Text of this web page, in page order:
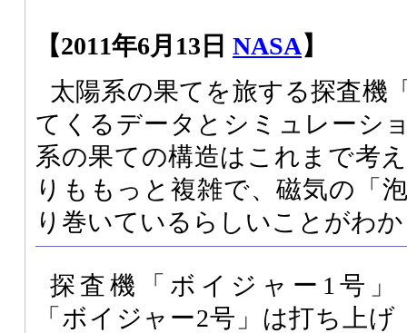
【2011年6月13日 NASA】
太陽系の果てを旅する探査機
てくるデータとシミュレーシ
系の果ての構造はこれまで考
りももっと複雑で、磁気の「
り巻いているらしいことがわ
探査機「ボイジャー1号」
「ボイジャー2号」は打ち上げ